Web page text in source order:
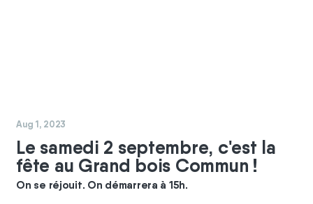
#commun
Aug 1, 2023
Le samedi 2 septembre, c'est la
fête au Grand bois Commun !
On se réjouit. On démarrera à 15h.